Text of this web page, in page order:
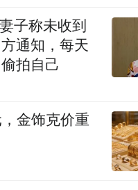
子称未收到
通知，每天
拍自己
金饰克价重